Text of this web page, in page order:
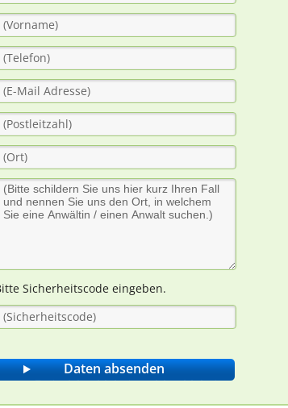
Sicherheitscode eingeben.